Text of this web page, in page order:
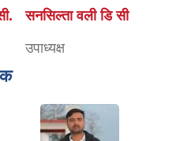
सनसिल्ता वली डि सी
उपाध्यक्ष